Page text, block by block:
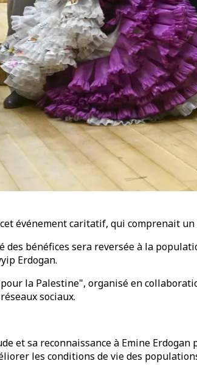
événement caritatif, qui comprenait
bénéfices sera reversée à la
Erdogan.
la Palestine", organisé en
sociaux.
et sa reconnaissance à Emine
les conditions de vie des